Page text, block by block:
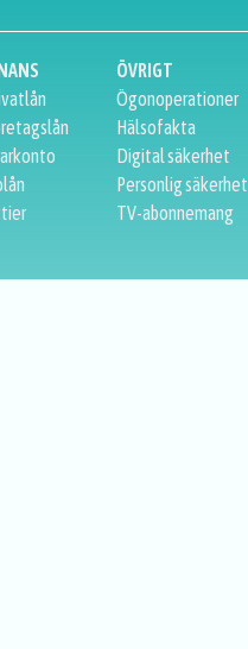
ÖVRIGT
Ögonoperationer
Hälsofakta
Digital säkerhet
Personlig säkerhet
TV-abonnemang